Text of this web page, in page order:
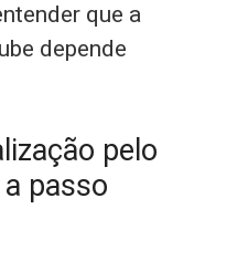
que a
depende
pelo
passo